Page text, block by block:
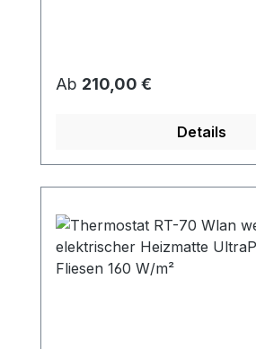
Regulärer Preis:
Ab 210,00 €
Details